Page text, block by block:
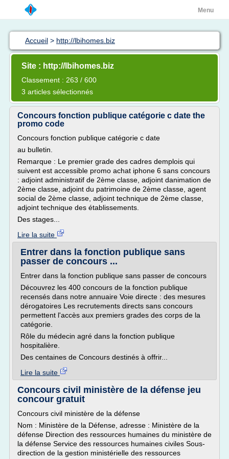
Menu
Accueil > http://lbihomes.biz
Site : http://lbihomes.biz
Classement : 263 / 600
3 articles sélectionnés
Concours fonction publique catégorie c date the
promo code
Concours fonction publique catégorie c date
au bulletin.
Remarque : Le premier grade des cadres demplois qui
suivent est accessible promo achat iphone 6 sans concours
: adjoint administratif de 2ème classe, adjoint danimation de
2ème classe, adjoint du patrimoine de 2ème classe, agent
social de 2ème classe, adjoint technique de 2ème classe,
adjoint technique des établissements.
Des stages...
Lire la suite
Entrer dans la fonction publique sans
passer de concours ...
Entrer dans la fonction publique sans passer de concours
Découvrez les 400 concours de la fonction publique
recensés dans notre annuaire Voie directe : des mesures
dérogatoires Les recrutements directs sans concours
permettent l'accès aux premiers grades des corps de la
catégorie.
Rôle du médecin agré dans la fonction publique
hospitalière.
Des centaines de Concours destinés à offrir...
Lire la suite
Concours civil ministère de la défense jeu
concour gratuit
Concours civil ministère de la défense
Nom : Ministère de la Défense, adresse : Ministère de la
défense Direction des ressources humaines du ministère de
la défense Service des ressources humaines civiles Sous-
direction de la gestion ministérielle des ressources